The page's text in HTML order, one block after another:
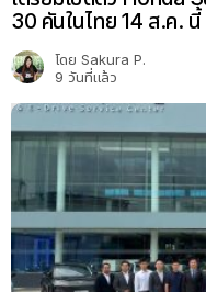
30 คันในไทย 14 ส.ค. นี้
โดย Sakura P.
9 วันที่แล้ว